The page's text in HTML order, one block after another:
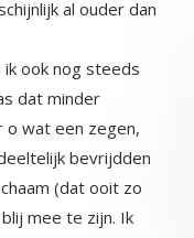
ik ook nog steeds
was dat minder
o wat een zegen,
bevrijdden
(dat ooit zo
mee te zijn. Ik
genieten van mooi
dat er veel
kunt kijken. Dat er
te leiden. En ik
nog wel diepe